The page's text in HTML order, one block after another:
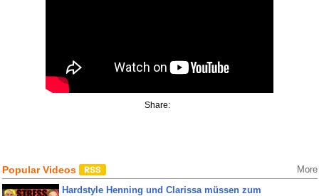
Share:
Popular Videos More
Hardstyle Henning und Clarissa müssen zum